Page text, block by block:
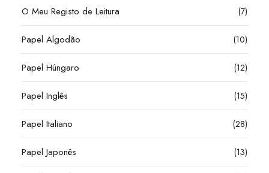
O Meu Registo de Leitura (7)
Papel Algodão (10)
Papel Húngaro (12)
Papel Inglês (15)
Papel Italiano (28)
Papel Japonês (13)